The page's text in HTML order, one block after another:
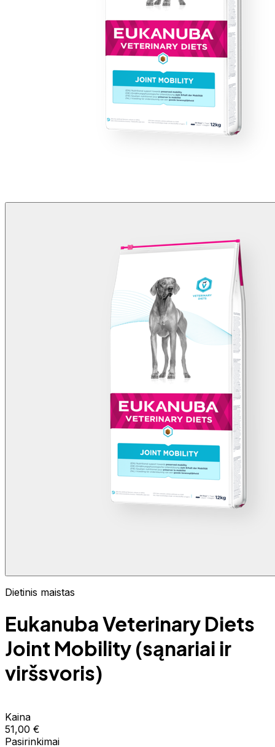
Dietinis maistas
Eukanuba Veterinary Diets
Joint Mobility (sąnariai ir
viršsvoris)
Kaina
51,00 €
Pasirinkimai